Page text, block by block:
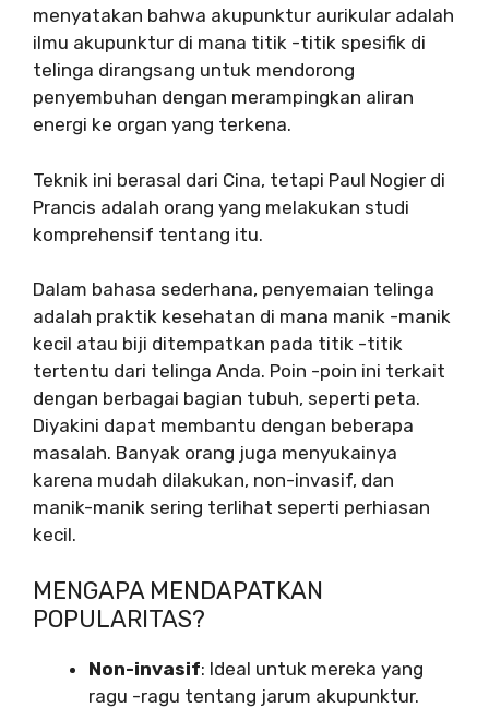
menyatakan bahwa akupunktur aurikular adalah
ilmu akupunktur di mana titik -titik spesifik di
telinga dirangsang untuk mendorong
penyembuhan dengan merampingkan aliran
energi ke organ yang terkena.
Teknik ini berasal dari Cina, tetapi Paul Nogier di
Prancis adalah orang yang melakukan studi
komprehensif tentang itu.
Dalam bahasa sederhana, penyemaian telinga
adalah praktik kesehatan di mana manik -manik
kecil atau biji ditempatkan pada titik -titik
tertentu dari telinga Anda. Poin -poin ini terkait
dengan berbagai bagian tubuh, seperti peta.
Diyakini dapat membantu dengan beberapa
masalah. Banyak orang juga menyukainya
karena mudah dilakukan, non-invasif, dan
manik-manik sering terlihat seperti perhiasan
kecil.
MENGAPA MENDAPATKAN
POPULARITAS?
Non-invasif: Ideal untuk mereka yang
ragu -ragu tentang jarum akupunktur.